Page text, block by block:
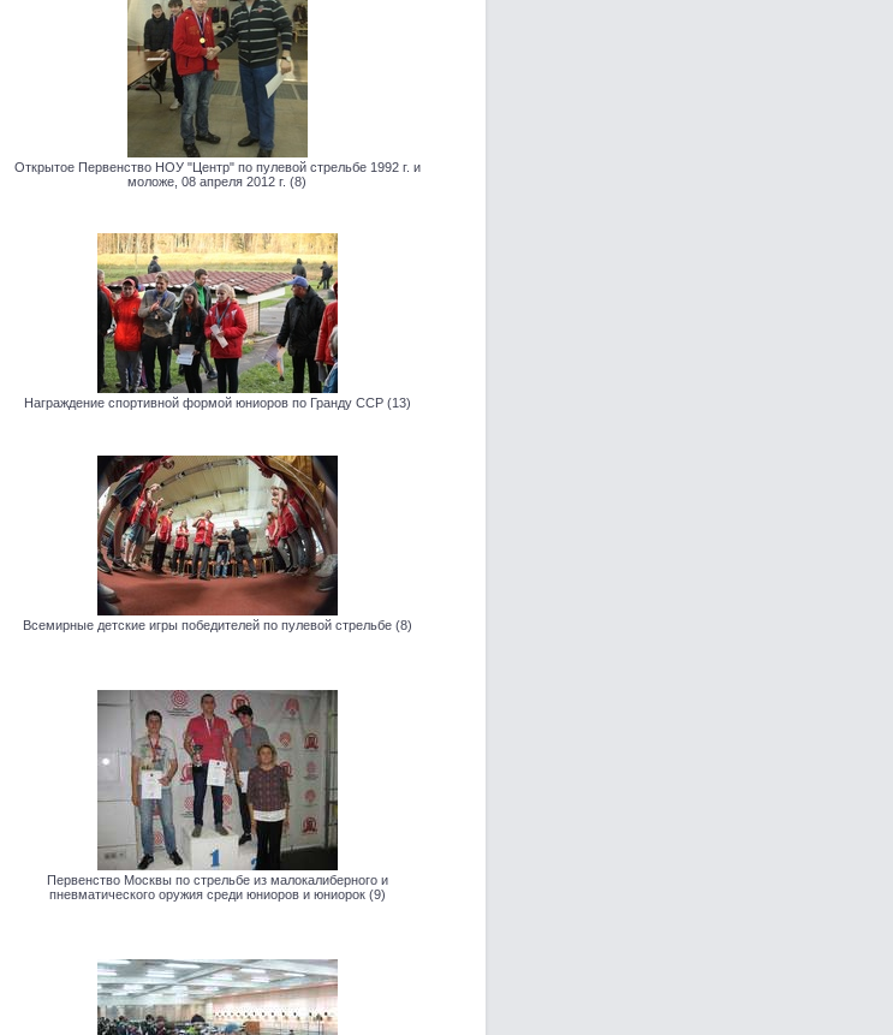
Открытое Первенство НОУ "Центр" по пулевой стрельбе 1992 г. и
моложе, 08 апреля 2012 г. (8)
Награждение спортивной формой юниоров по Гранду ССР (13)
Всемирные детские игры победителей по пулевой стрельбе (8)
Первенство Москвы по стрельбе из малокалиберного и
пневматического оружия среди юниоров и юниорок (9)